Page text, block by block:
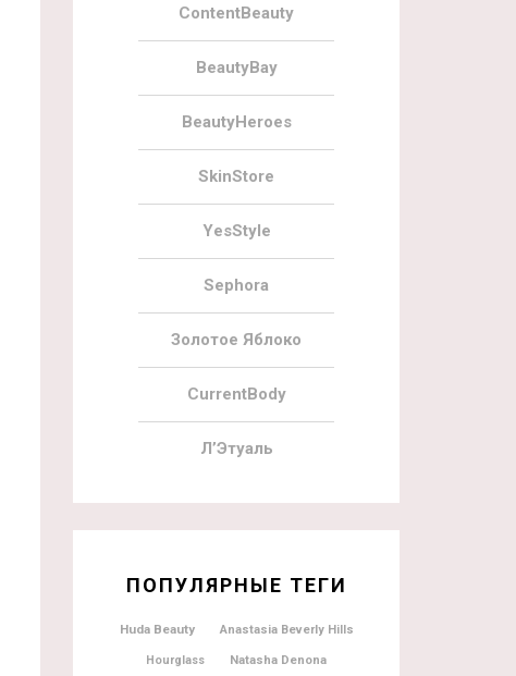
ContentBeauty
BeautyBay
BeautyHeroes
SkinStore
YesStyle
Sephora
Золотое Яблоко
CurrentBody
Л’Этуаль
ПОПУЛЯРНЫЕ ТЕГИ
Huda Beauty Anastasia Beverly Hills
Hourglass Natasha Denona